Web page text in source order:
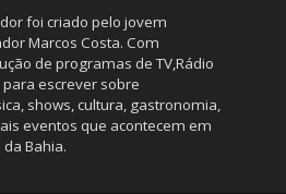
foi criado pelo jovem
Marcos Costa. Com
de programas de TV,Rádio
para escrever sobre
shows, cultura, gastronomia,
eventos que acontecem em
Bahia.